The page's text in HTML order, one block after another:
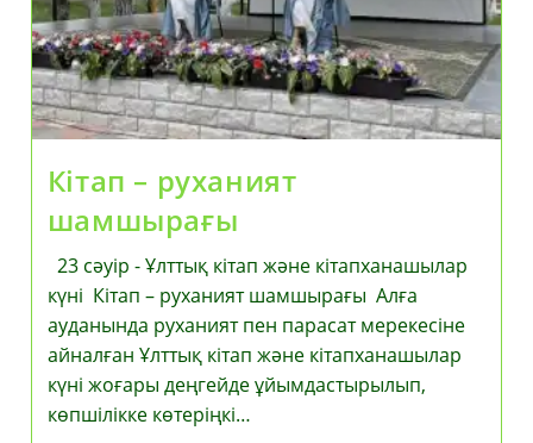
Кітап – руханият
шамшырағы
23 сәуір - Ұлттық кітап және кітапханашылар
күні Кітап – руханият шамшырағы Алға
ауданында руханият пен парасат мерекесіне
айналған Ұлттық кітап және кітапханашылар
күні жоғары деңгейде ұйымдастырылып,
көпшілікке көтеріңкі…